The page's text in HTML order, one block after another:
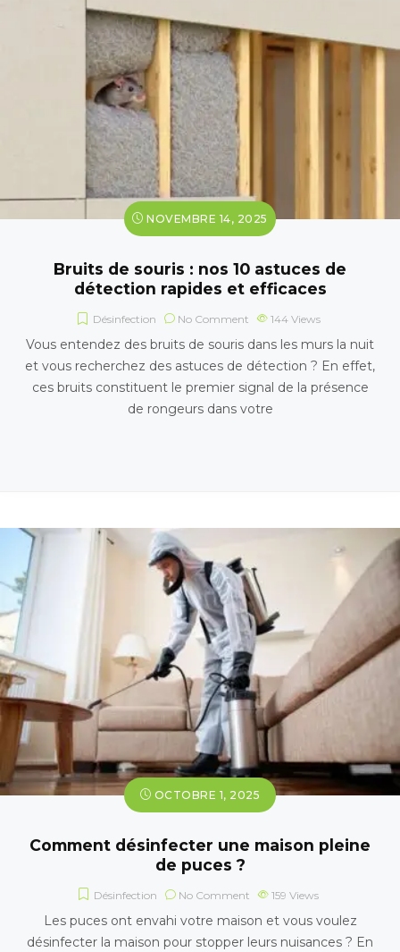
NOVEMBRE 14, 2025
Bruits de souris : nos 10 astuces de
détection rapides et efficaces
Désinfection No Comment 144 Views
Vous entendez des bruits de souris dans les murs la nuit
et vous recherchez des astuces de détection ? En effet,
ces bruits constituent le premier signal de la présence
de rongeurs dans votre
OCTOBRE 1, 2025
Comment désinfecter une maison pleine
de puces ?
Désinfection No Comment 159 Views
Les puces ont envahi votre maison et vous voulez
désinfecter la maison pour stopper leurs nuisances ? En